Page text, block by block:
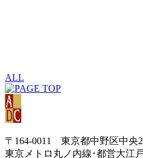
ALL
〒164-0011 東京都中野区中
東京メトロ丸ノ内線･都営大江